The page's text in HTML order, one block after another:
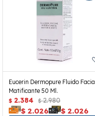
Eucerin Dermopure Fluido Facial
Matificante 50 Ml.
$ 2.384 $ 2.980
$ 2.026 $ 2.026